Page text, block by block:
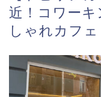
近！コワー
しゃれカフェ